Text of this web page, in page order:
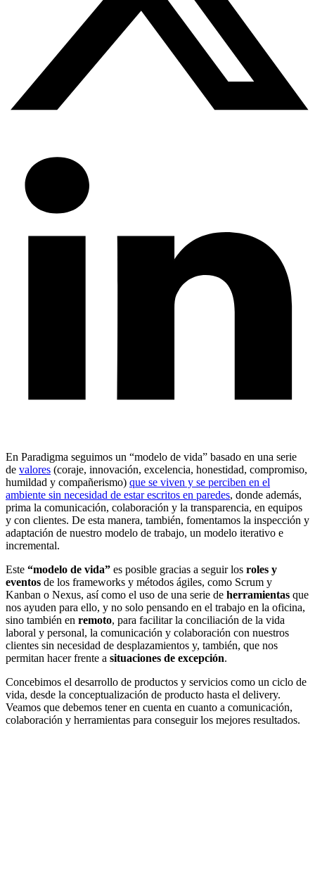
En Paradigma seguimos un “modelo de vida” basado en una serie
de valores (coraje, innovación, excelencia, honestidad, compromiso,
humildad y compañerismo) que se viven y se perciben en el
ambiente sin necesidad de estar escritos en paredes, donde además,
prima la comunicación, colaboración y la transparencia, en equipos
y con clientes. De esta manera, también, fomentamos la inspección y
adaptación de nuestro modelo de trabajo, un modelo iterativo e
incremental.
Este “modelo de vida” es posible gracias a seguir los roles y
eventos de los frameworks y métodos ágiles, como Scrum y
Kanban o Nexus, así como el uso de una serie de herramientas que
nos ayuden para ello, y no solo pensando en el trabajo en la oficina,
sino también en remoto, para facilitar la conciliación de la vida
laboral y personal, la comunicación y colaboración con nuestros
clientes sin necesidad de desplazamientos y, también, que nos
permitan hacer frente a situaciones de excepción.
Concebimos el desarrollo de productos y servicios como un ciclo de
vida, desde la conceptualización de producto hasta el delivery.
Veamos que debemos tener en cuenta en cuanto a comunicación,
colaboración y herramientas para conseguir los mejores resultados.